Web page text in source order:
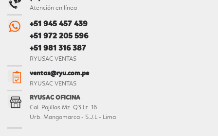
Atención en línea
+51 945 457 439
+51 972 205 596
+51 981 316 387
RYUSAC VENTAS
ventas@ryu.com.pe
RYUSAC VENTAS
RYUSAC OFICINA
Cal. Pajillas Mz. Q3 Lt. 16
Urb. Mangomarca - S.J.L - Lima